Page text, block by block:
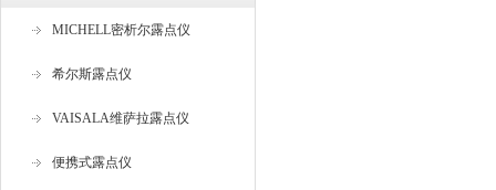
MICHELL密析尔露点仪
希尔斯露点仪
VAISALA维萨拉露点仪
便携式露点仪